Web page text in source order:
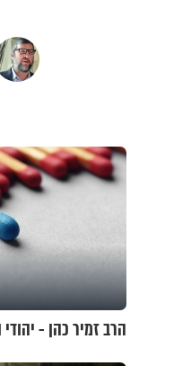
הרב זמיר כהן - יהודי